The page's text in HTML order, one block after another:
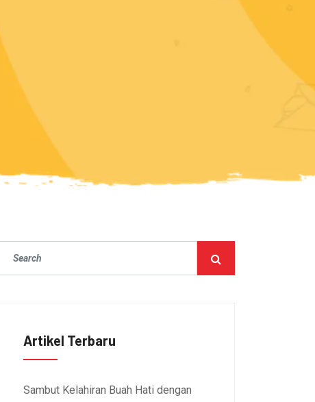
Artikel Terbaru
Sambut Kelahiran Buah Hati dengan